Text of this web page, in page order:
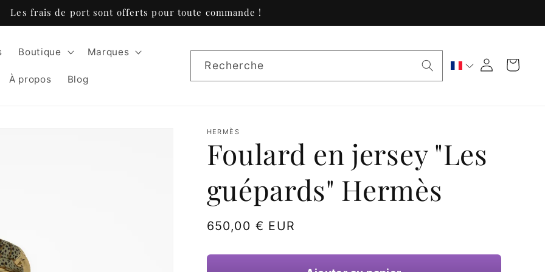
Les frais de port sont offerts pour toute commande !
Boutique Marques
À propos Blog
Recherche ConnexionPanier
HERMÈS
Foulard en jersey "Les
guépards" Hermès
Prix
650,00 € EUR